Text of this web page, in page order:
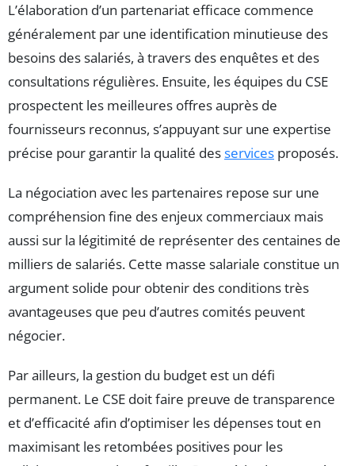
L’élaboration d’un partenariat efficace commence
généralement par une identification minutieuse des
besoins des salariés, à travers des enquêtes et des
consultations régulières. Ensuite, les équipes du CSE
prospectent les meilleures offres auprès de
fournisseurs reconnus, s’appuyant sur une expertise
précise pour garantir la qualité desservices proposés.
La négociation avec les partenaires repose sur une
compréhension fine des enjeux commerciaux mais
aussi sur la légitimité de représenter des centaines de
milliers de salariés. Cette masse salariale constitue un
argument solide pour obtenir des conditions très
avantageuses que peu d’autres comités peuvent
négocier.
Par ailleurs, la gestion du budget est un défi
permanent. Le CSE doit faire preuve de transparence
et d’efficacité afin d’optimiser les dépenses tout en
maximisant les retombées positives pour les